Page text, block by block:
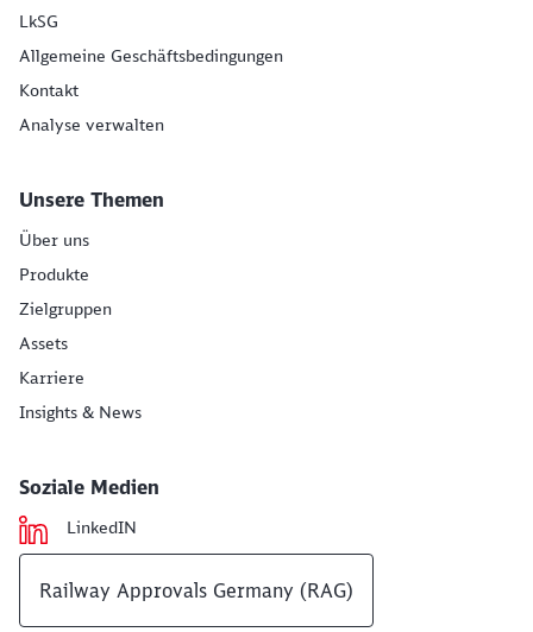
LkSG
Allgemeine Geschäftsbedingungen
Kontakt
Analyse verwalten
Unsere Themen
Über uns
Produkte
Zielgruppen
Assets
Karriere
Insights & News
Soziale Medien
LinkedIN
Railway Approvals Germany (RAG)